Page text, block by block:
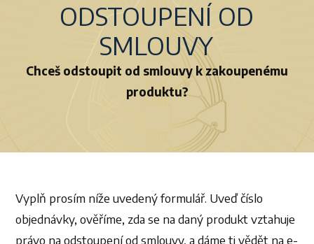
ODSTOUPENÍ OD
SMLOUVY
Chceš odstoupit od smlouvy k zakoupenému
produktu?
Vyplň prosím níže uvedený formulář. Uveď číslo
objednávky, ověříme, zda se na daný produkt vztahuje
právo na odstoupení od smlouvy, a dáme ti vědět na e-